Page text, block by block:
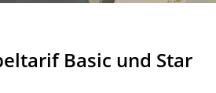
Basic und Star